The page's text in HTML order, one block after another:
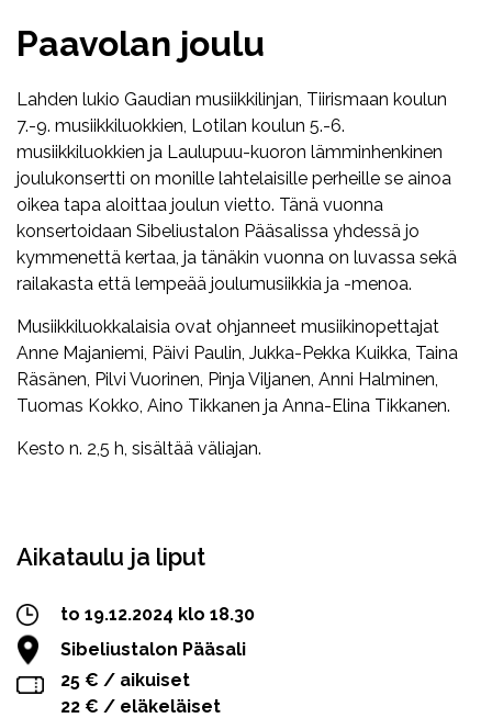
Paavolan joulu
Lahden lukio Gaudian musiikkilinjan, Tiirismaan koulun
7.-9. musiikkiluokkien, Lotilan koulun 5.-6.
musiikkiluokkien ja Laulupuu-kuoron lämminhenkinen
joulukonsertti on monille lahtelaisille perheille se ainoa
oikea tapa aloittaa joulun vietto. Tänä vuonna
konsertoidaan Sibeliustalon Pääsalissa yhdessä jo
kymmenettä kertaa, ja tänäkin vuonna on luvassa sekä
railakasta että lempeää joulumusiikkia ja -menoa.
Musiikkiluokkalaisia ovat ohjanneet musiikinopettajat
Anne Majaniemi, Päivi Paulin, Jukka-Pekka Kuikka, Taina
Räsänen, Pilvi Vuorinen, Pinja Viljanen, Anni Halminen,
Tuomas Kokko, Aino Tikkanen ja Anna-Elina Tikkanen.
Kesto n. 2,5 h, sisältää väliajan.
Aikataulu ja liput
to 19.12.2024 klo 18.30
Sibeliustalon Pääsali
25 € / aikuiset
22 € / eläkeläiset